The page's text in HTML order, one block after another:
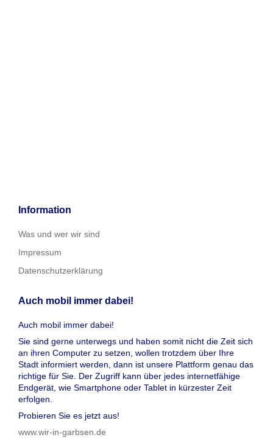
Information
Was und wer wir sind
Impressum
Datenschutzerklärung
Auch mobil immer dabei!
Auch mobil immer dabei!
Sie sind gerne unterwegs und haben somit nicht die Zeit sich
an ihren Computer zu setzen, wollen trotzdem über Ihre
Stadt informiert werden, dann ist unsere Plattform genau das
richtige für Sie. Der Zugriff kann über jedes internetfähige
Endgerät, wie Smartphone oder Tablet in kürzester Zeit
erfolgen.
Probieren Sie es jetzt aus!
www.wir-in-garbsen.de